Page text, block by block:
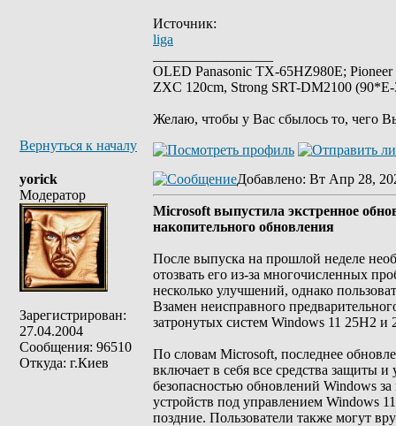
Источник:
liga
OLED Panasonic TX-65HZ980E;
ZXC 120cm, Strong SRT-DM2100
Желаю, чтобы у Вас сбылось то, чего
Вернуться к началу
yorick
Модератор
Зарегистрирован:
27.04.2004
Сообщения: 96510
Откуда: г.Киев
Добавлено: Вт Апр 28,
Microsoft выпустила экстренное
накопительного обновления
После выпуска на прошлой неделе
отозвать его из-за многочисленных
несколько улучшений, однако
Взамен неисправного
затронутых систем Windows 11 25H2 и
По словам Microsoft, последнее
включает в себя все средства защиты
безопасностью обновлений Windows
устройств под управлением Windows
поздние. Пользователи также могут